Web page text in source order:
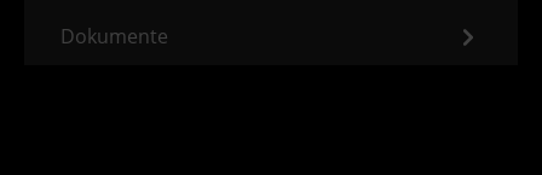
Dokumente